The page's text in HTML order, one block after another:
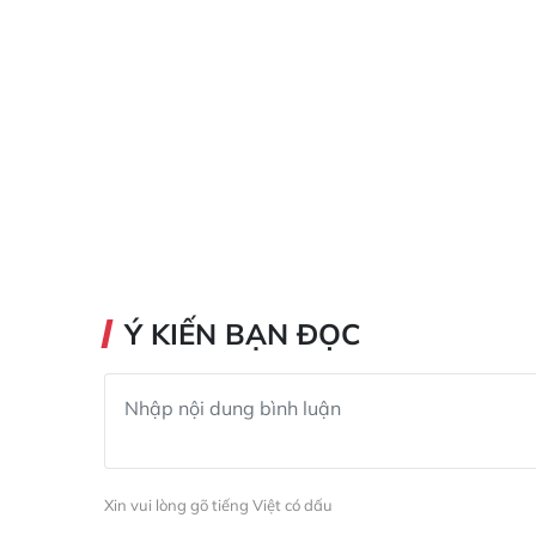
Ý KIẾN BẠN ĐỌC
Xin vui lòng gõ tiếng Việt có dấu